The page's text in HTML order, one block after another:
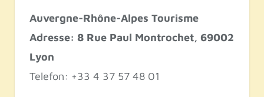
Auvergne-Rhône-Alpes Tourisme
Adresse: 8 Rue Paul Montrochet, 69002
Lyon
Telefon: +33 4 37 57 48 01